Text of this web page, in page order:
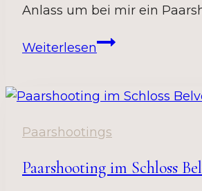
Anlass um bei mir ein
WeiterlesenPaarshooting
Paarshootings
Paarshooting im Schloss